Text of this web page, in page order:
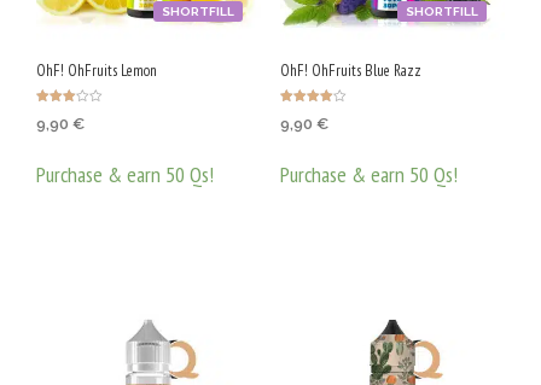
SHORTFILL
OhF! OhFruits Lemon
о с
9,90 €
Purchase & earn 50 Qs!
SHORTFILL
OhF! OhFruits Blue Razz
4.00
9,90 €
Purchase & earn 50 Qs!